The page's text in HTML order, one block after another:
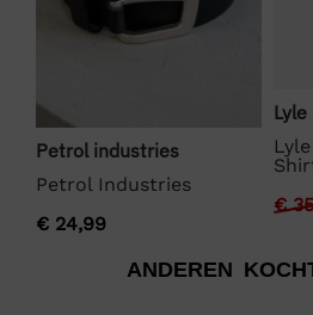
Petrol industries
Petrol Industries
€ 24,99
€
ANDEREN